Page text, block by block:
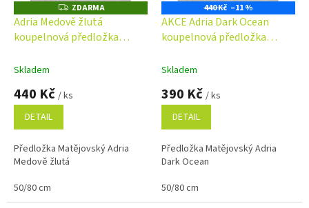
Z
D
A
R
M
ZDARMA
Adria Medově žlutá
koupelnová předložka
Skladem
440 Kč / ks
DETAIL
Předložka Matějovský Adria
Medově žlutá
50/80 cm
440 Kč –11 %
AKCE Adria Dark Ocean
koupelnová předložka
Skladem
390 Kč / ks
DETAIL
Předložka Matějovský Adria
Dark Ocean
50/80 cm